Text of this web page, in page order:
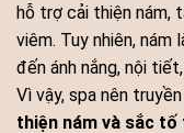
hỗ trợ cải thiện nám,
viêm. Tuy nhiên,
đến ánh nắng, nội
Vì vậy, spa nên
thiện nám và sắc tố